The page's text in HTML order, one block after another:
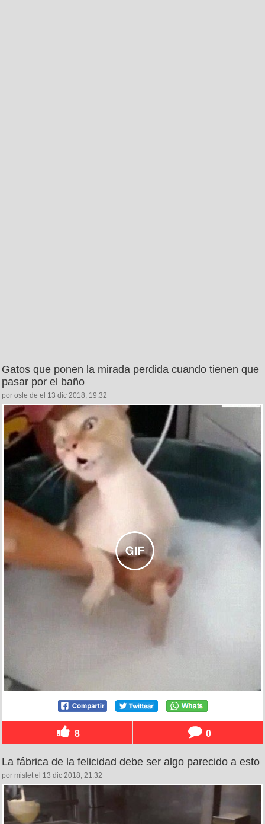
Gatos que ponen la mirada perdida cuando tienen que
pasar por el baño
por osle de el 13 dic 2018, 19:32
8 0
La fábrica de la felicidad debe ser algo parecido a esto
por mislet el 13 dic 2018, 21:32